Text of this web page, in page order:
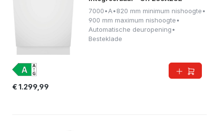
7000•A•820 mm minimum nishoogte•
900 mm maximum nishoogte•
Automatische deuropening•
Besteklade
€ 1.299,99